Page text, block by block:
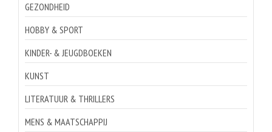
GEZONDHEID
HOBBY & SPORT
KINDER- & JEUGDBOEKEN
KUNST
LITERATUUR & THRILLERS
MENS & MAATSCHAPPIJ